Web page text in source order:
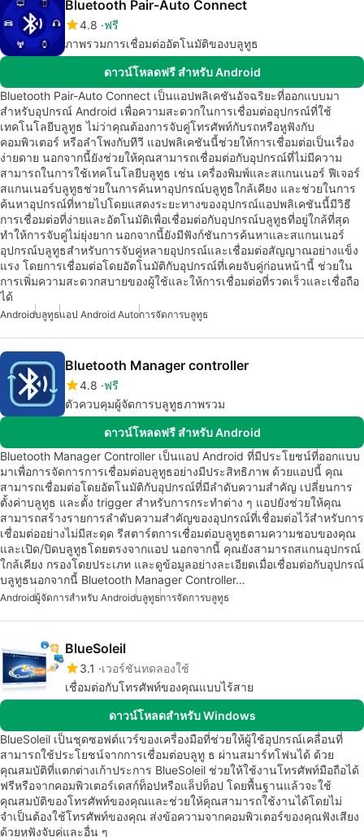
Bluetooth Pair-Auto Connect
4.8 ฟรี
ภาพรวมการเชื่อมต่ออัตโนมัติของบลูทูธ
ดาวน์โหลดฟรี สำหรับ Android
Bluetooth Pair-Auto Connect เป็นแอปพลิเคชันอัจฉริยะที่ออกแบบมา
สำหรับอุปกรณ์ Android เพื่อความสะดวกในการเชื่อมต่ออุปกรณ์ที่ใช้
เทคโนโลยีบลูทูธ ไม่ว่าคุณต้องการจับคู่โทรศัพท์กับรถหรือหูฟังกับ
คอมพิวเตอร์ หรือลำโพงกับทีวี แอปพลิเคชันนี้ช่วยให้การเชื่อมต่อเป็นเรื่อง
ง่ายดาย นอกจากนี้ยังช่วยให้คุณสามารถเชื่อมต่อกับอุปกรณ์ที่ไม่มีความ
สามารถในการใช้เทคโนโลยีบลูทูธ เช่น เครื่องพิมพ์และสแกนเนอร์ ฟีเจอร์
สแกนเนอร์บลูทูธช่วยในการค้นหาอุปกรณ์บลูทูธใกล้เคียง และช่วยในการ
ค้นหาอุปกรณ์ที่หายไปโดยแสดงระยะทางของอุปกรณ์แอปพลิเคชันนี้มีวิธี
การเชื่อมต่อที่ง่ายและอัตโนมัติเพื่อเชื่อมต่อกับอุปกรณ์บลูทูธที่อยู่ใกล้ที่สุด
ทำให้การจับคู่ไม่ยุ่งยาก นอกจากนี้ยังมีฟังก์ชันการค้นหาและสแกนเนอร์
อุปกรณ์บลูทูธสำหรับการจับคู่หลายอุปกรณ์และเชื่อมต่อสัญญาณอย่างแข็ง
แรง โดยการเชื่อมต่อโดยอัตโนมัติกับอุปกรณ์ที่เคยจับคู่ก่อนหน้านี้ ช่วยใน
การเพิ่มความสะดวกสบายของผู้ใช้และให้การเชื่อมต่อที่รวดเร็วและเชื่อถือ
ได้
Androidบลูทูธแอป Android Autoการจัดการบลูทูธ
Bluetooth Manager controller
4.8 ฟรี
ตัวควบคุมผู้จัดการบลูทูธภาพรวม
ดาวน์โหลดฟรี สำหรับ Android
Bluetooth Manager Controller เป็นแอป Android ที่มีประโยชน์ที่ออกแบบ
มาเพื่อการจัดการการเชื่อมต่อบลูทูธอย่างมีประสิทธิภาพ ด้วยแอปนี้ คุณ
สามารถเชื่อมต่อโดยอัตโนมัติกับอุปกรณ์ที่มีลำดับความสำคัญ เปลี่ยนการ
ตั้งค่าบลูทูธ และตั้ง trigger สำหรับการกระทำต่าง ๆ แอปยังช่วยให้คุณ
สามารถสร้างรายการลำดับความสำคัญของอุปกรณ์ที่เชื่อมต่อไว้สำหรับการ
เชื่อมต่ออย่างไม่มีสะดุด รีสตาร์ตการเชื่อมต่อบลูทูธตามความชอบของคุณ
และเปิด/ปิดบลูทูธโดยตรงจากแอป นอกจากนี้ คุณยังสามารถสแกนอุปกรณ์
ใกล้เคียง กรองโดยประเภท และดูข้อมูลอย่างละเอียดเมื่อเชื่อมต่อกับอุปกรณ์
บลูทูธนอกจากนี้ Bluetooth Manager Controller…
Androidผู้จัดการสำหรับ Androidบลูทูธการจัดการบลูทูธ
BlueSoleil
3.1
เวอร์ชันทดลองใช้
เชื่อมต่อกับโทรศัพท์ของคุณแบบไร้สาย
ดาวน์โหลดสำหรับ Windows
BlueSoleil เป็นชุดซอฟต์แวร์ของเครื่องมือที่ช่วยให้ผู้ใช้อุปกรณ์เคลื่อนที่
สามารถใช้ประโยชน์จากการเชื่อมต่อบลูทู ธ ผ่านสมาร์ทโฟนได้ ด้วย
คุณสมบัติที่แตกต่างเก้าประการ BlueSoleil ช่วยให้ใช้งานโทรศัพท์มือถือได้
ฟรีหรือจากคอมพิวเตอร์เดสก์ท็อปหรือแล็ปท็อป โดยพื้นฐานแล้วจะใช้
คุณสมบัติของโทรศัพท์ของคุณและช่วยให้คุณสามารถใช้งานได้โดยไม่
จำเป็นต้องใช้โทรศัพท์ของคุณ ส่งข้อความจากคอมพิวเตอร์ของคุณฟังเสียง
ด้วยหูฟังจับคู่และอื่น ๆ